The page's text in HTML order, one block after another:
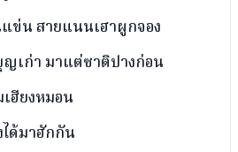
ข่น สายแนนเฮาผูกจอง
เก่า มาแต่ซาติปางก่อน
เฮียงหมอน
ด้มาฮักกัน